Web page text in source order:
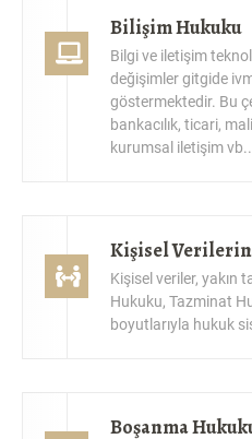
Bilgi ve iletişim
değişimler gitgide
göstermektedir. Bu
bankacılık, ticari,
kurumsal iletişim vb..
Kişisel veriler, yakın
Hukuku, Tazminat
boyutlarıyla hukuk
Toplumun en küçük